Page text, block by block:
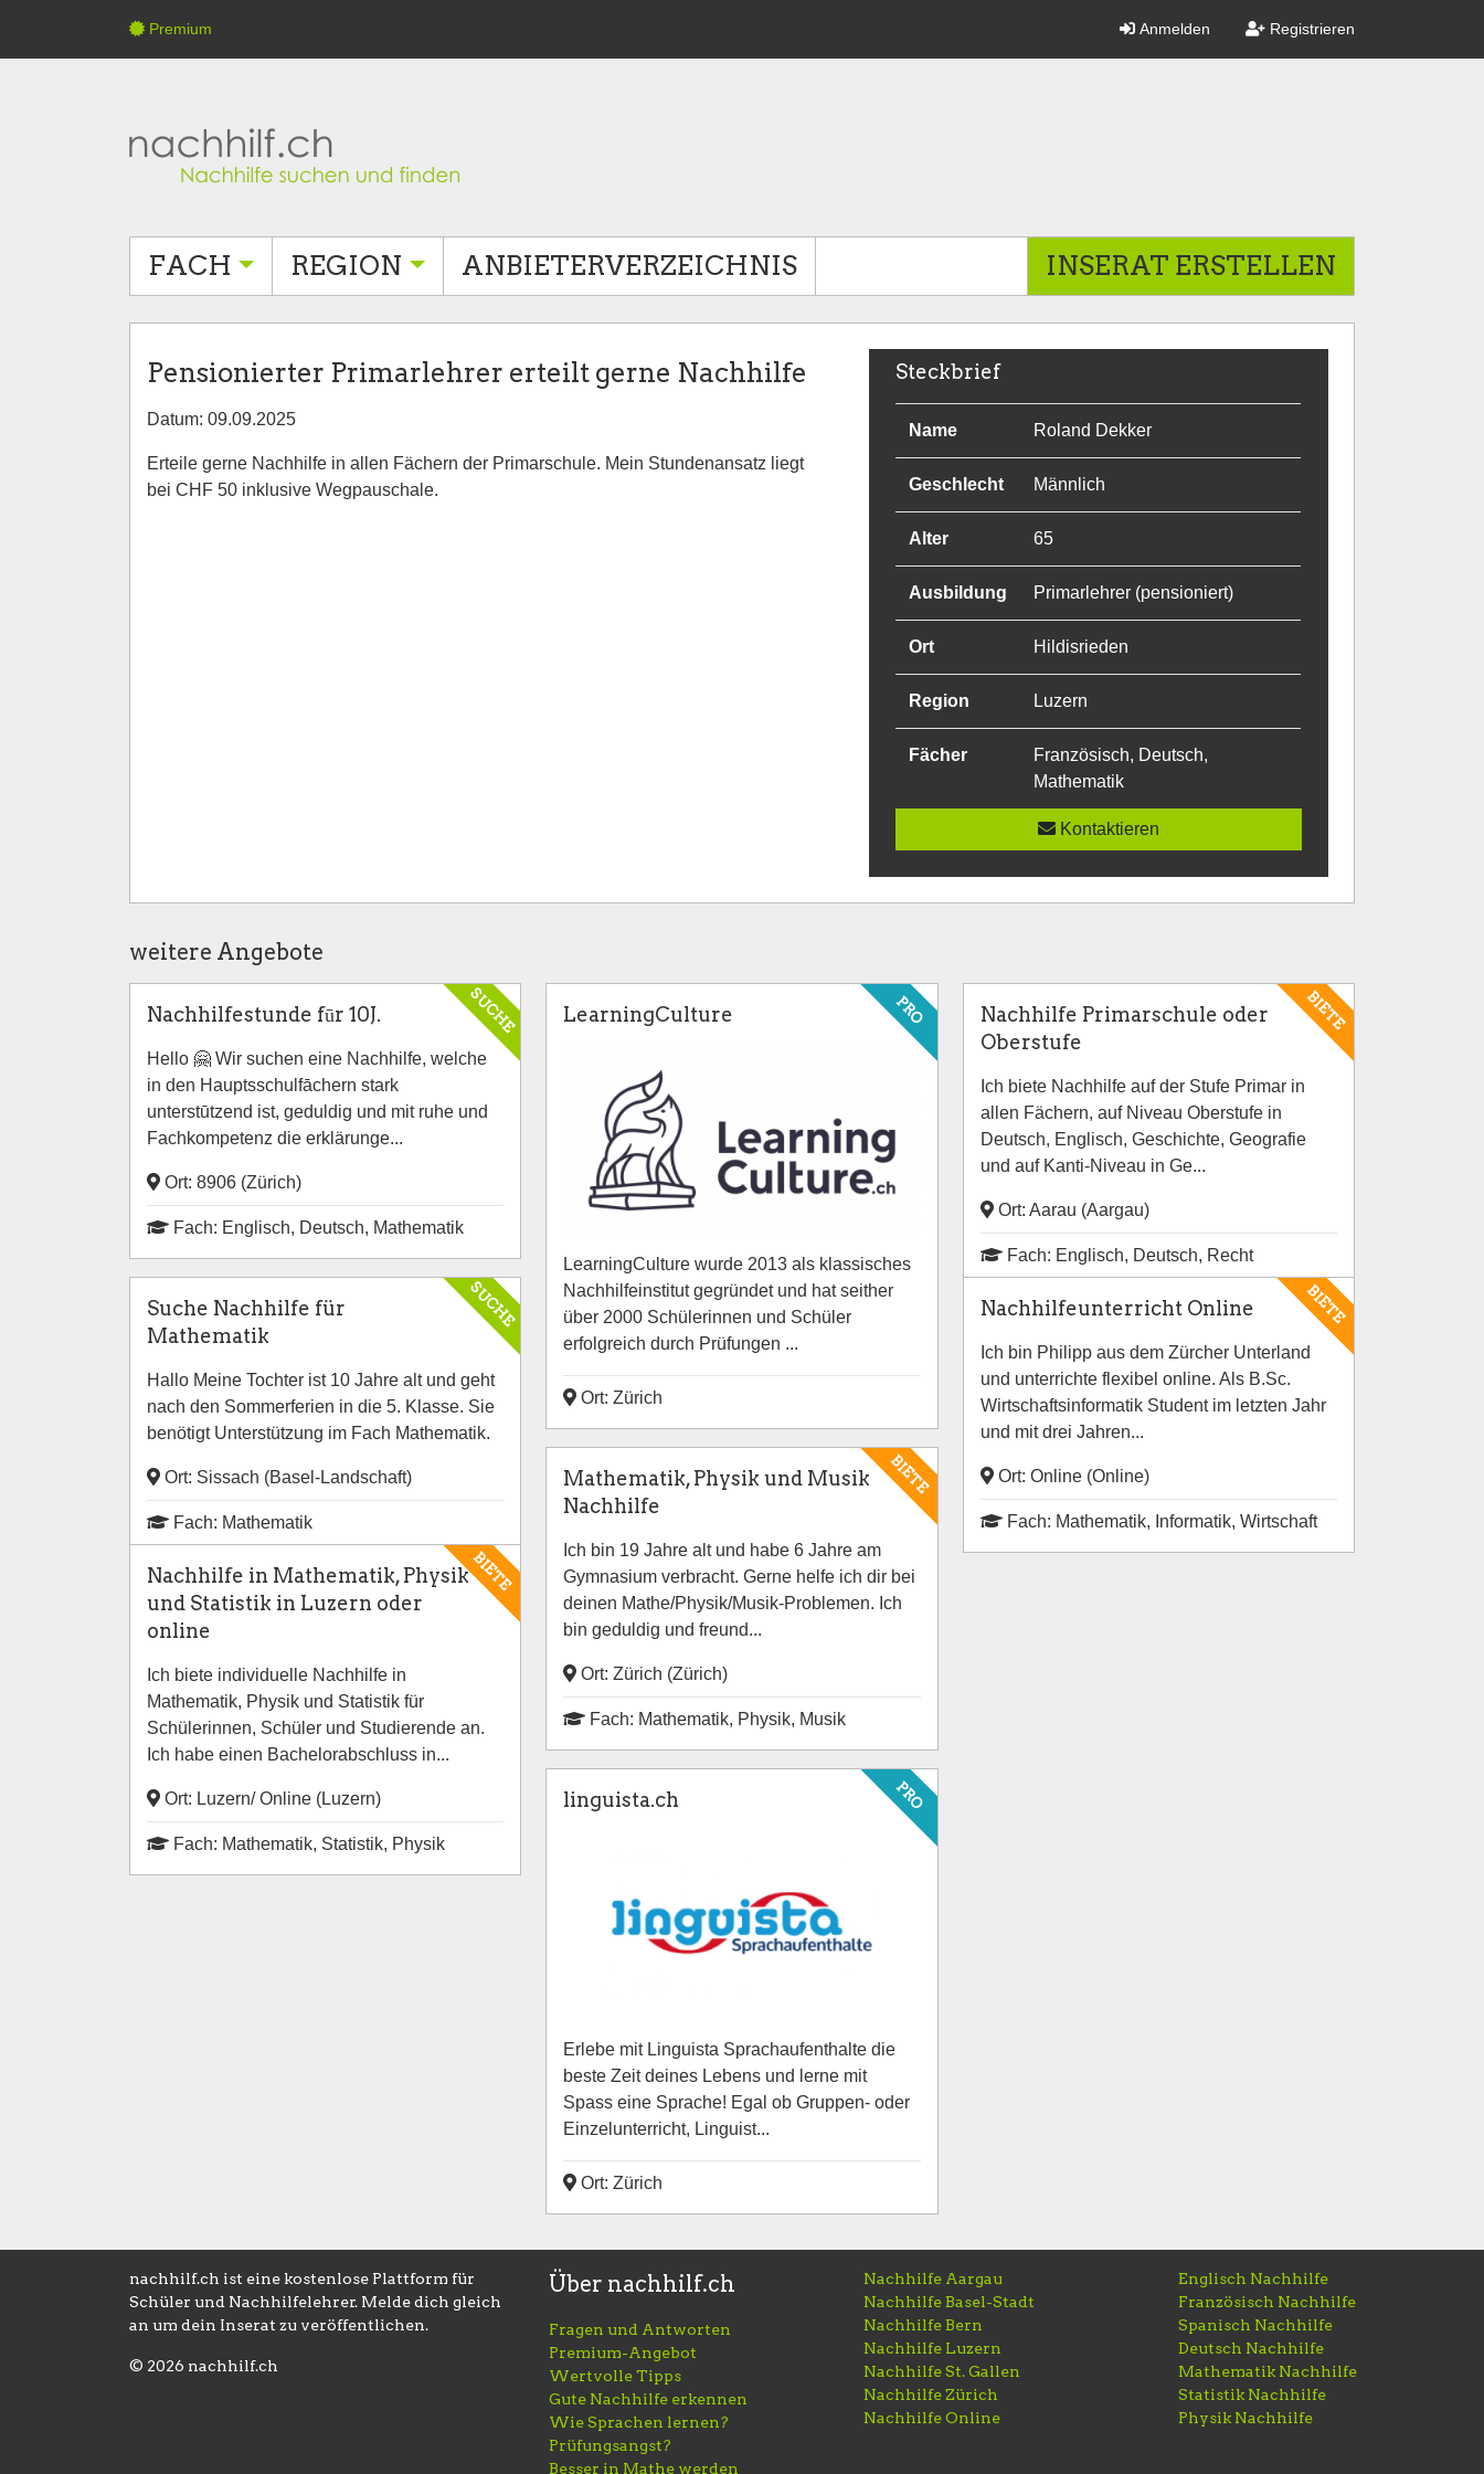
Premium Anmelden Registrieren
FACH REGION ANBIETERVERZEICHNIS INSERAT ERSTELLEN
Pensionierter Primarlehrer erteilt gerne Nachhilfe
Datum: 09.09.2025
Erteile gerne Nachhilfe in allen Fächern der Primarschule. Mein Stundenansatz liegt
bei CHF 50 inklusive Wegpauschale.
Steckbrief
Name Roland Dekker
Geschlecht Männlich
Alter 65
Ausbildung Primarlehrer (pensioniert)
Ort Hildisrieden
Region Luzern
Fächer
Französisch, Deutsch,
Mathematik
Kontaktieren
weitere Angebote
SUCHE
Nachhilfestunde fūr 10J.
Hello 🤗 Wir suchen eine Nachhilfe, welche
in den Hauptsschulfāchern stark
unterstūtzend ist, geduldig und mit ruhe und
Fachkompetenz die erklärunge...
Ort: 8906 (Zürich)
Fach: Englisch, Deutsch, Mathematik
PRO
LearningCulture
LearningCulture wurde 2013 als klassisches
Nachhilfeinstitut gegründet und hat seither
über 2000 Schülerinnen und Schüler
erfolgreich durch Prüfungen ...
Ort: Zürich
BIETE
Nachhilfe Primarschule oder
Oberstufe
Ich biete Nachhilfe auf der Stufe Primar in
allen Fächern, auf Niveau Oberstufe in
Deutsch, Englisch, Geschichte, Geografie
und auf Kanti-Niveau in Ge...
Ort: Aarau (Aargau)
Fach: Englisch, Deutsch, Recht
SUCHE
Suche Nachhilfe für
Mathematik
Hallo Meine Tochter ist 10 Jahre alt und geht
nach den Sommerferien in die 5. Klasse. Sie
benötigt Unterstützung im Fach Mathematik.
Ort: Sissach (Basel-Landschaft)
Fach: Mathematik
BIETE
Mathematik, Physik und Musik
Nachhilfe
Ich bin 19 Jahre alt und habe 6 Jahre am
Gymnasium verbracht. Gerne helfe ich dir bei
deinen Mathe/Physik/Musik-Problemen. Ich
bin geduldig und freund...
Ort: Zürich (Zürich)
Fach: Mathematik, Physik, Musik
BIETE
Nachhilfeunterricht Online
Ich bin Philipp aus dem Zürcher Unterland
und unterrichte flexibel online. Als B.Sc.
Wirtschaftsinformatik Student im letzten Jahr
und mit drei Jahren...
Ort: Online (Online)
Fach: Mathematik, Informatik, Wirtschaft
BIETE
Nachhilfe in Mathematik, Physik
und Statistik in Luzern oder
online
Ich biete individuelle Nachhilfe in
Mathematik, Physik und Statistik für
Schülerinnen, Schüler und Studierende an.
Ich habe einen Bachelorabschluss in...
Ort: Luzern/ Online (Luzern)
Fach: Mathematik, Statistik, Physik
PRO
linguista.ch
Erlebe mit Linguista Sprachaufenthalte die
beste Zeit deines Lebens und lerne mit
Spass eine Sprache! Egal ob Gruppen- oder
Einzelunterricht, Linguist...
Ort: Zürich
nachhilf.ch ist eine kostenlose Plattform für
Schüler und Nachhilfelehrer. Melde dich gleich
an um dein Inserat zu veröffentlichen.
© 2026 nachhilf.ch
Über nachhilf.ch
Fragen und Antworten
Premium-Angebot
Wertvolle Tipps
Gute Nachhilfe erkennen
Wie Sprachen lernen?
Prüfungsangst?
Besser in Mathe werden
Nachhilfe Aargau
Nachhilfe Basel-Stadt
Nachhilfe Bern
Nachhilfe Luzern
Nachhilfe St. Gallen
Nachhilfe Zürich
Nachhilfe Online
Englisch Nachhilfe
Französisch Nachhilfe
Spanisch Nachhilfe
Deutsch Nachhilfe
Mathematik Nachhilfe
Statistik Nachhilfe
Physik Nachhilfe